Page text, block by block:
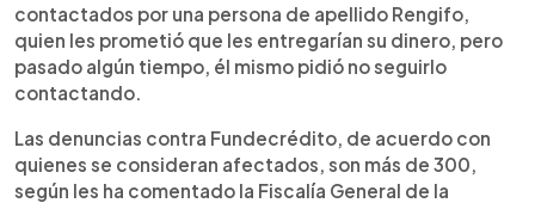
contactados por una persona de apellido Rengifo,
quien les prometió que les entregarían su dinero, pero
pasado algún tiempo, él mismo pidió no seguirlo
contactando.
Las denuncias contra Fundecrédito, de acuerdo con
quienes se consideran afectados, son más de 300,
según les ha comentado la Fiscalía General de la